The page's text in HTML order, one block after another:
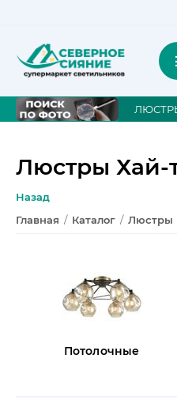
Люстры Хай-
Назад
Главная / Каталог / Люстры
Потолочные